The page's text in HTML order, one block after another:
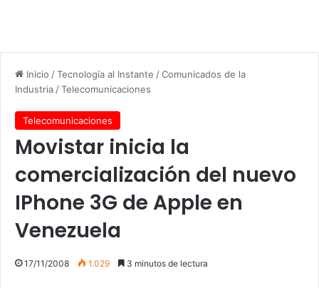
Inicio /Tecnología al Instante /Comunicados de la
Industria /Telecomunicaciones
Telecomunicaciones
Movistar inicia la
comercialización del nuevo
IPhone 3G de Apple en
Venezuela
17/11/2008 1.029 3 minutos de lectura